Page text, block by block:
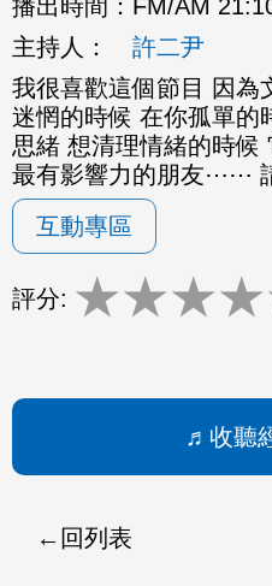
播出時間： FM/AM
主持人：
許二尹
我很喜歡這個節目 因為
迷惘的時候 在你孤單的
思緒 想清理情緒的時候
最有影響力的朋友⋯⋯
互動專區
評分: ★★★★
收聽
回列表